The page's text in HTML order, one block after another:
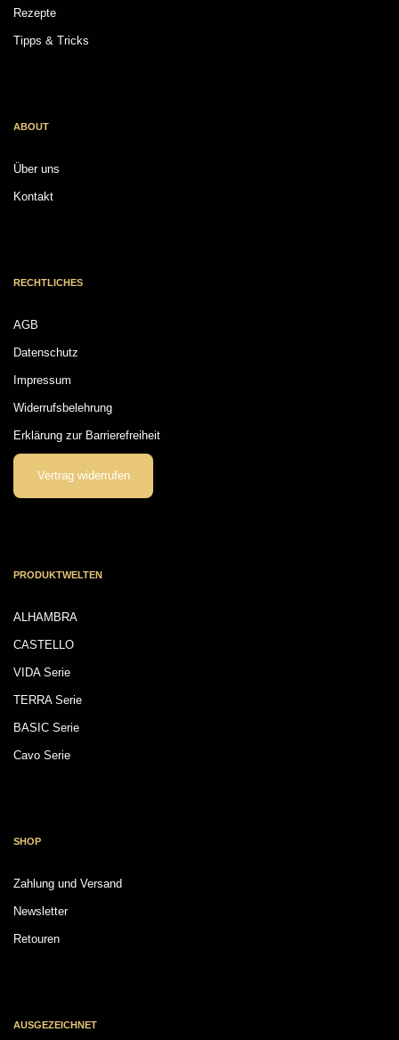
Rezepte
Tipps & Tricks
ABOUT
Über uns
Kontakt
RECHTLICHES
AGB
Datenschutz
Impressum
Widerrufsbelehrung
Erklärung zur Barrierefreiheit
Vertrag widerrufen
PRODUKTWELTEN
ALHAMBRA
CASTELLO
VIDA Serie
TERRA Serie
BASIC Serie
Cavo Serie
SHOP
Zahlung und Versand
Newsletter
Retouren
AUSGEZEICHNET